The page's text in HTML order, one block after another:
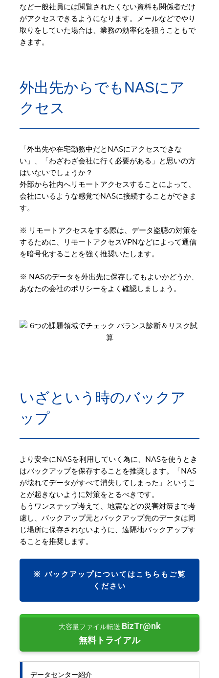
など一般社員には閲覧されたくない資料も関係者だけ
がアクセスできるようになります。メールなどでやり
取りをしていた場合は、業務の効率化を狙うこともで
きます。
外出先からでもNASにア
クセス
「外出先や在宅勤務中だとNASにアクセスできな
い」、「わざわざ会社に行く必要がある」と思いの方
はいないでしょうか？
外部から社内へリモートアクセスすることによって、
会社にいるような感覚でNASに接続することができま
す。
※ リモートアクセスをする際は、データ盗聴の対策を
するために、リモートアクセスVPNなどによって通信
を暗号化することを強く推奨いたします。
※ NASのデータを外出先に保存してもよいかどうか、
あなたの会社のポリシーをよく確認しましょう。
いざという時のバックア
ップ
より安全にNASを利用していく為に、NASを使うとき
はバックアップを保存することを推奨します。「NAS
が壊れてデータがすべて消失してしまった」というこ
とが起きないように対策をとるべきです。
もうワンステップ考えて、地震などの災害対策まで考
慮し、バックアップ元とバックアップ先のデータは同
じ場所に保存されないように、遠隔地バックアップす
ることを推奨します。
※ バックアップについてはこちらもご覧
ください
大容量ファイル転送 BizTr@nk
無料トライアル
データセンター紹介